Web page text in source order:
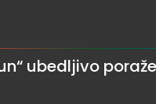
ubedljivo